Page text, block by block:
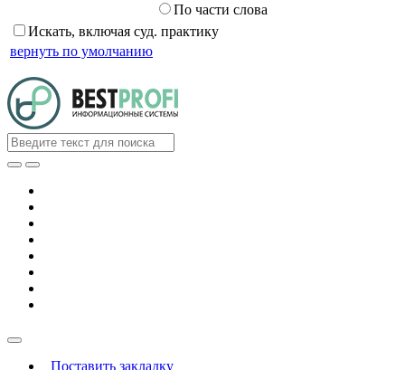
По части слова
Искать, включая суд. практику
вернуть по умолчанию
Поставить закладку